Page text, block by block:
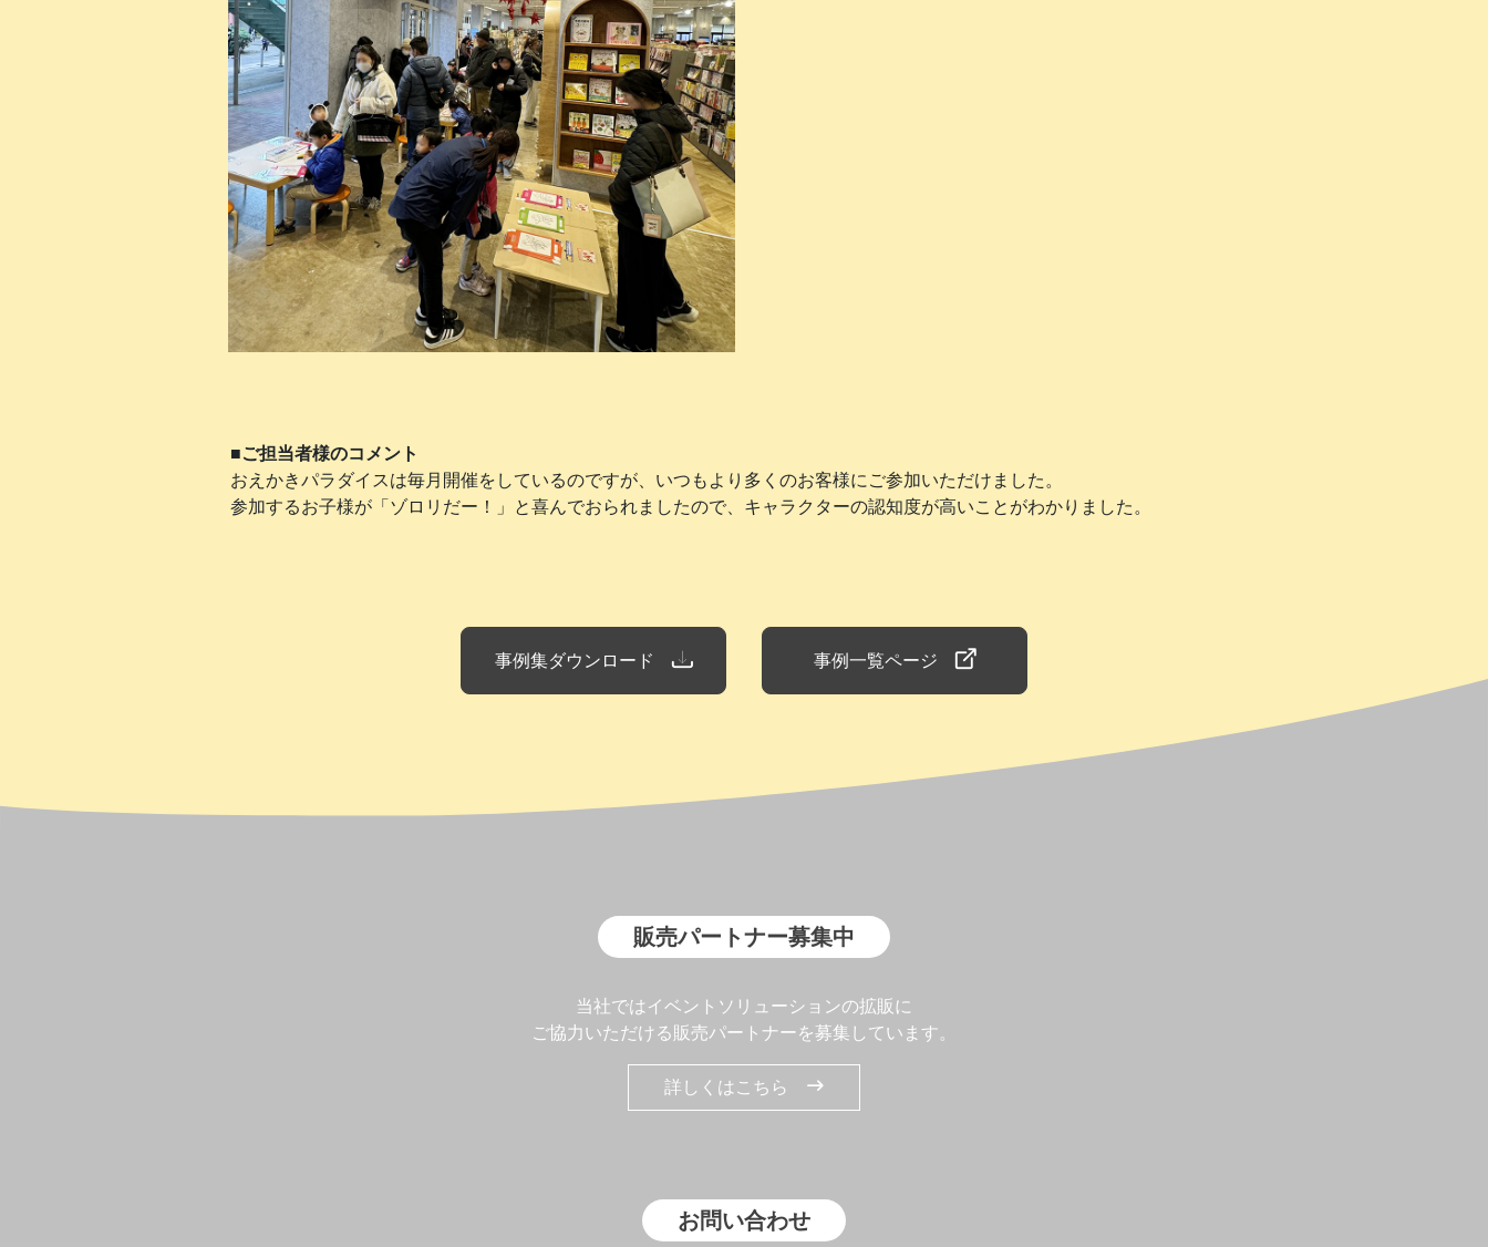
■ご担当者様のコメント
おえかきパラダイスは毎月開催をしているのですが、いつもより多くのお客様にご参加いただけました。
参加するお子様が「ゾロリだー！」と喜んでおられましたので、キャラクターの認知度が高いことがわかりました。
事例集ダウンロード 事例一覧ページ
販売パートナー募集中
当社ではイベントソリューションの拡販に
ご協力いただける販売パートナーを募集しています。
詳しくはこちら
お問い合わせ